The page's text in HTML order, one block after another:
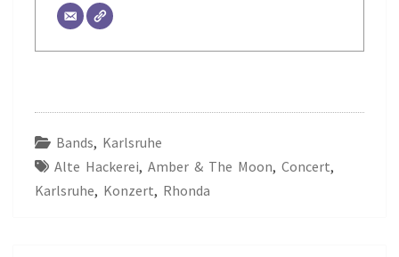
Bands, Karlsruhe
Alte Hackerei, Amber & The Moon, Concert,
Karlsruhe, Konzert, Rhonda